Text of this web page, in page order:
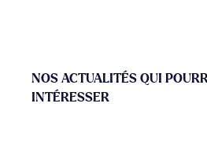
NOS ACTUALITÉS QUI
INTÉRESSER